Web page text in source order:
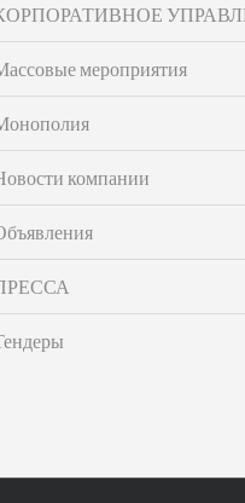
мероприятия
компании